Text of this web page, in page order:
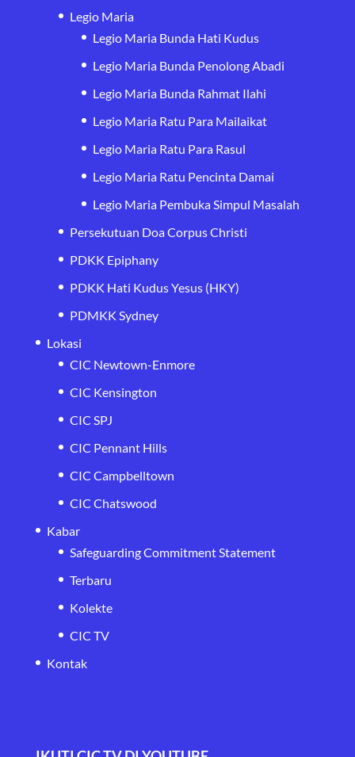
Legio Maria
Legio Maria Bunda Hati Kudus
Legio Maria Bunda Penolong Abadi
Legio Maria Bunda Rahmat Ilahi
Legio Maria Ratu Para Mailaikat
Legio Maria Ratu Para Rasul
Legio Maria Ratu Pencinta Damai
Legio Maria Pembuka Simpul Masalah
Persekutuan Doa Corpus Christi
PDKK Epiphany
PDKK Hati Kudus Yesus (HKY)
PDMKK Sydney
Lokasi
CIC Newtown-Enmore
CIC Kensington
CIC SPJ
CIC Pennant Hills
CIC Campbelltown
CIC Chatswood
Kabar
Safeguarding Commitment Statement
Terbaru
Kolekte
CIC TV
Kontak